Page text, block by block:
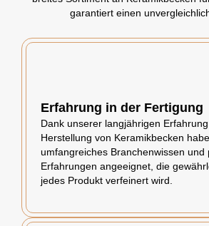
garantiert einen
Erfahrung in der Fertigung
Dank unserer langjährigen
Herstellung von Keramikbecken
umfangreiches Branchenwissen und
Erfahrungen angeeignet, die
jedes Produkt verfeinert wird.